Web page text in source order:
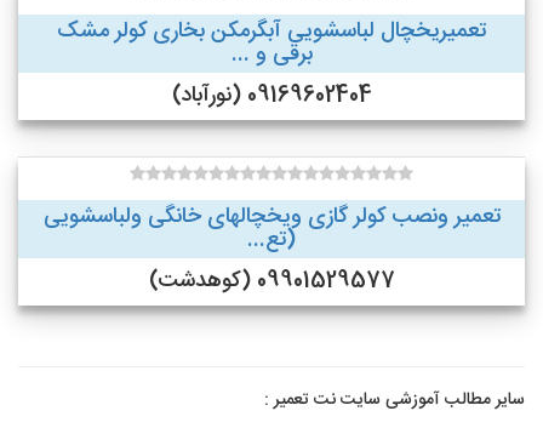
تعمیریخچال لباسشویی آبگرمکن بخاری کولر مشک
برقی و ...
09169602404 (نورآباد)
تعمیر ونصب کولر گازی ویخچالهای خانگی ولباسشویی
(تع...
09901529577 (کوهدشت)
سایر مطالب آموزشی سایت نت تعمیر :